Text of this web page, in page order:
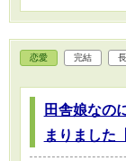
恋愛 完結
田舎娘なの
まりました